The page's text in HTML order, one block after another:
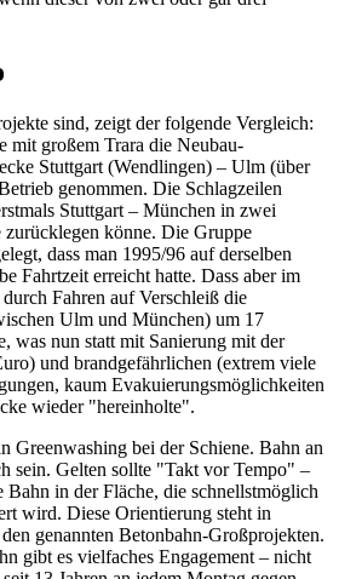
sind, zeigt der folgende Vergleich:
mit großem Trara die Neubau-
Stuttgart (Wendlingen) – Ulm (über
genommen. Die Schlagzeilen
Stuttgart – München in zwei
zurücklegen könne. Die Gruppe
dass man 1995/96 auf derselben
Fahrtzeit erreicht hatte. Dass aber im
Fahren auf Verschleiß die
Ulm und München) um 17
was nun statt mit Sanierung mit der
und brandgefährlichen (extrem viele
kaum Evakuierungsmöglichkeiten
wieder "hereinholte".
Greenwashing bei der Schiene. Bahn an
sein. Gelten sollte "Takt vor Tempo" –
Bahn in der Fläche, die schnellstmöglich
wird. Diese Orientierung steht in
genannten Betonbahn-Großprojekten.
gibt es vielfaches Engagement – nicht